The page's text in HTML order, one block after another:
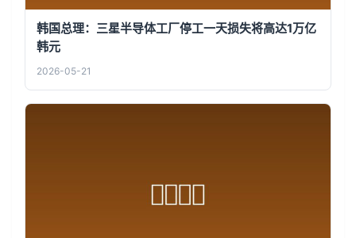
韩国总理：三星半导体工厂停工一天损失将高达1万亿
韩元
2026-05-21